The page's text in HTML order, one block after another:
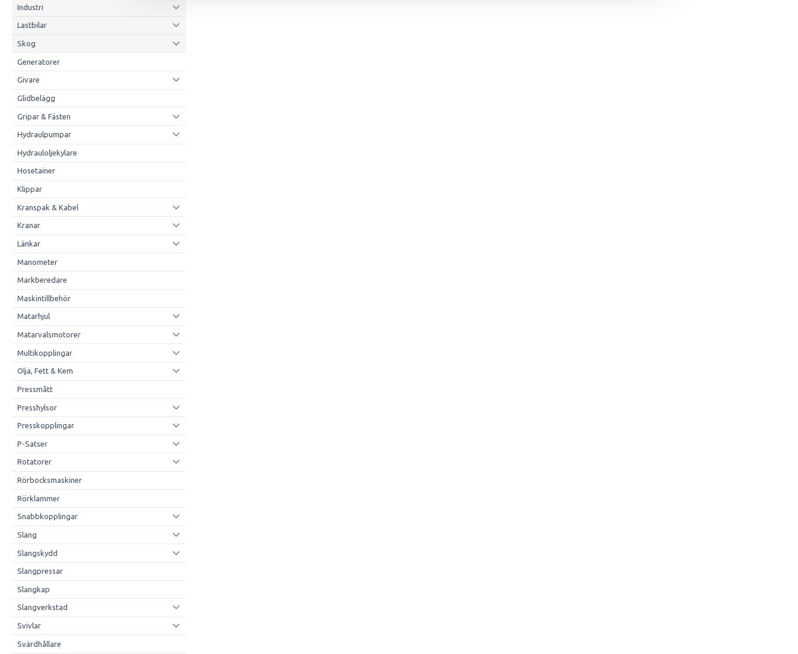
Industri
Lastbilar
Skog
Generatorer
Givare
Glidbelägg
Gripar & Fästen
Hydraulpumpar
Hydrauloljekylare
Hosetainer
Klippar
Kranspak & Kabel
Kranar
Länkar
Manometer
Markberedare
Maskintillbehör
Matarhjul
Matarvalsmotorer
Multikopplingar
Olja, Fett & Kem
Pressmått
Presshylsor
Presskopplingar
P-Satser
Rotatorer
Rörbocksmaskiner
Rörklammer
Snabbkopplingar
Slang
Slangskydd
Slangpressar
Slangkap
Slangverkstad
Svivlar
Svärdhållare